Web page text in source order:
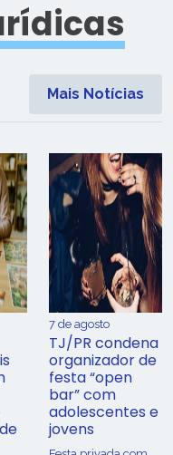
Mais Notícias
7 de agosto
TJ/PR condena
organizador de
festa “open
bar” com
adolescentes e
jovens